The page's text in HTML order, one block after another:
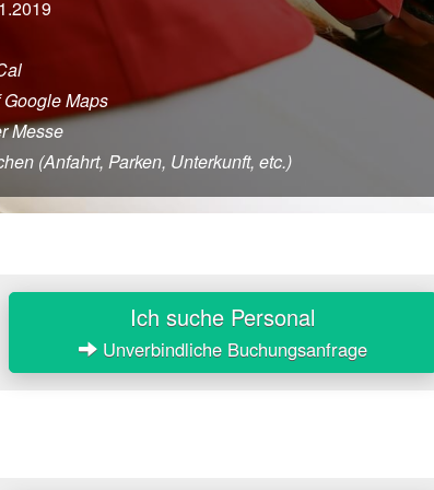
Maps
Messe
(Anfahrt, Parken, Unterkunft, etc.)
Ich suche Personal
Unverbindliche Buchungsanfrage